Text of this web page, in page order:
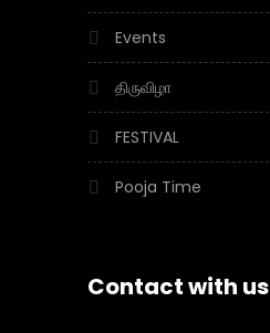
Events
திருவிழா
FESTIVAL
Pooja Time
Contact with us